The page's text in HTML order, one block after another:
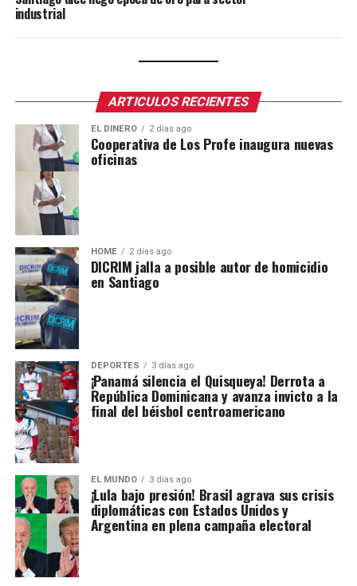
industrial
ARTICULOS RECIENTES
EL DINERO 2 días ago
Cooperativa de Los Profe inaugura nuevas
oficinas
HOME 2 días ago
DICRIM jalla a posible autor de homicidio
en Santiago
DEPORTES 3 días ago
¡Panamá silencia el Quisqueya! Derrota a
República Dominicana y avanza invicto a la
final del béisbol centroamericano
EL MUNDO 3 días ago
¡Lula bajo presión! Brasil agrava sus crisis
diplomáticas con Estados Unidos y
Argentina en plena campaña electoral